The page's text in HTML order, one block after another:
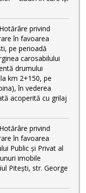
privind
în favoarea
pe perioadă
carosabilului
drumului
km 2+150, pe
în vederea
acoperită cu grilaj
privind
în favoarea
Public și Privat al
imobile
Pitești, str. George